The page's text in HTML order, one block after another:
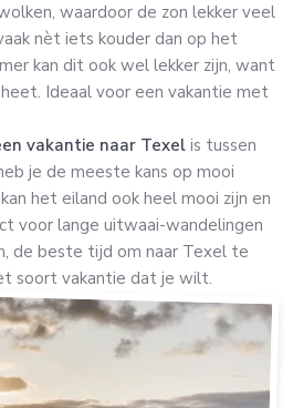
waardoor de zon lekker veel
nèt iets kouder dan op het
kan dit ook wel lekker zijn, want
Ideaal voor een vakantie met
vakantie naar Texel is tussen
je de meeste kans op mooi
het eiland ook heel mooi zijn en
voor lange uitwaai-wandelingen
de beste tijd om naar Texel te
soort vakantie dat je wilt.